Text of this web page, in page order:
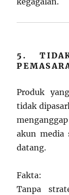
5.
Produk
tidak
akun media
datang.
Fakta:
Tanpa